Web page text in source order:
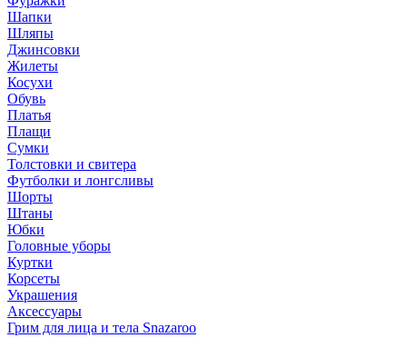
Шапки
Шляпы
Джинсовки
Жилеты
Косухи
Обувь
Платья
Плащи
Сумки
Толстовки и свитера
Футболки и лонгсливы
Шорты
Штаны
Юбки
Головные уборы
Куртки
Корсеты
Украшения
Аксессуары
Грим для лица и тела Snazaroo